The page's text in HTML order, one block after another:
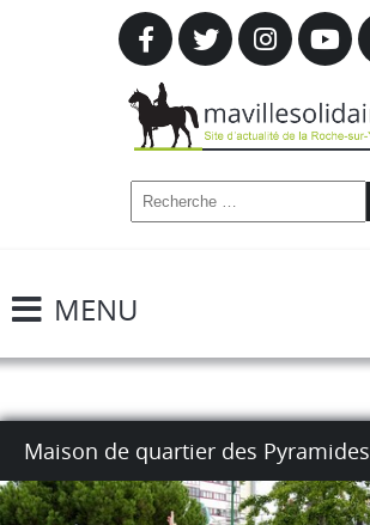
MENU
Maison de quartier des Pyramides